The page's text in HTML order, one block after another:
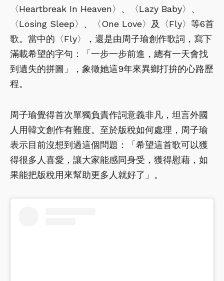
〈Heartbreak In Heaven〉、〈Lazy Baby〉、
〈Losing Sleep〉、〈One Love〉及〈Fly〉等6首
歌。當中的〈Fly〉，還是由周子瑜創作歌詞，寫下
滿載希望的字句：「一步一步前進，總有一天會找
到遺失的拼圖」，象徵她這9年來異鄉打拚的心路歷
程。
周子瑜覺得首次單獨負責作詞意義非凡，坦言外國
人用韓文創作有難度。至於版稅如何處理，周子瑜
表示目前沒想到過這個問題：「希望這首歌可以獲
得很多人喜愛，讓大家能感同身受，獲得慰藉，如
果能把版稅用來幫助更多人就好了」。